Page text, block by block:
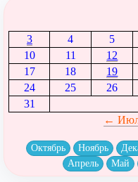
3
4 5
10
11 12
17
18 19
24
25 26
31
←
Октябрь Ноябрь
Апрель
Май